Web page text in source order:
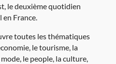
le deuxième quotidien
en France.
toutes les thématiques
le tourisme, la
le people, la culture,